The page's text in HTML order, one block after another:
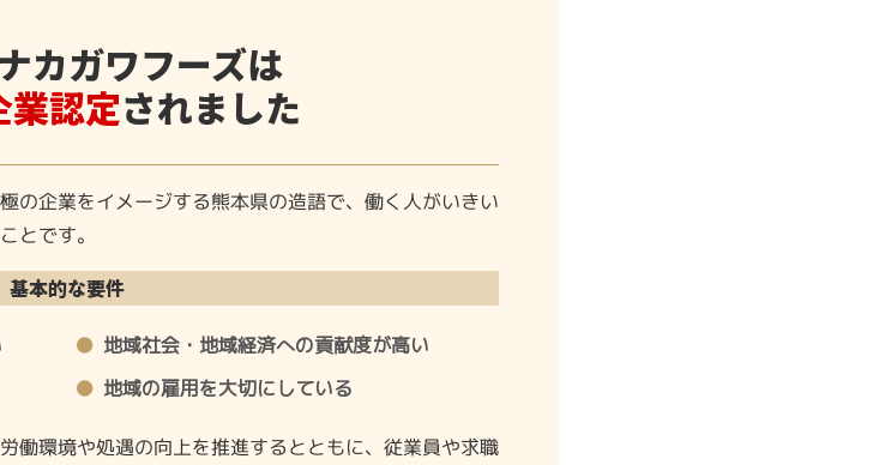
カガワフーズは
業認定されました
の企業をイメージする熊本県の造語で、働く人がいきい
とです。
基本的な要件
地域社会・地域経済への貢献度が高い
地域の雇用を大切にしている
働環境や処遇の向上を推進するとともに、従業員や求職